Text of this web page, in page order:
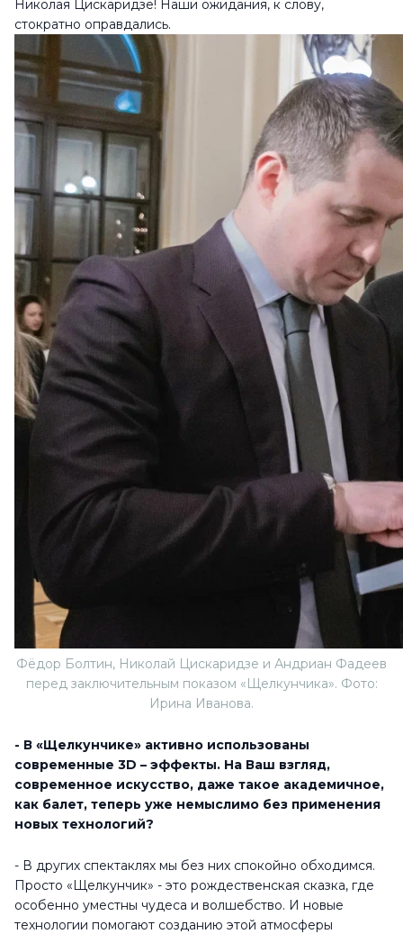
Николая Цискаридзе! Наши ожидания, к слову,
стократно оправдались.
Фёдор Болтин, Николай Цискаридзе и Андриан Фадеев
перед заключительным показом «Щелкунчика». Фото:
Ирина Иванова.
- В «Щелкунчике» активно использованы
современные 3D – эффекты. На Ваш взгляд,
современное искусство, даже такое академичное,
как балет, теперь уже немыслимо без применения
новых технологий?
- В других спектаклях мы без них спокойно обходимся.
Просто «Щелкунчик» - это рождественская сказка, где
особенно уместны чудеса и волшебство. И новые
технологии помогают созданию этой атмосферы